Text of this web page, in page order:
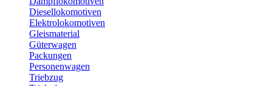
Diesellokomotiven
Elektrolokomotiven
Gleismaterial
Güterwagen
Packungen
Personenwagen
Triebzug